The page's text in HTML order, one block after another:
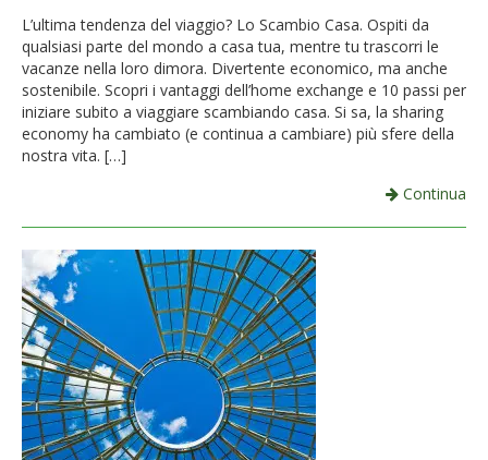
L’ultima tendenza del viaggio? Lo Scambio Casa. Ospiti da
qualsiasi parte del mondo a casa tua, mentre tu trascorri le
vacanze nella loro dimora. Divertente economico, ma anche
sostenibile. Scopri i vantaggi dell’home exchange e 10 passi per
iniziare subito a viaggiare scambiando casa. Si sa, la sharing
economy ha cambiato (e continua a cambiare) più sfere della
nostra vita. […]
Continua